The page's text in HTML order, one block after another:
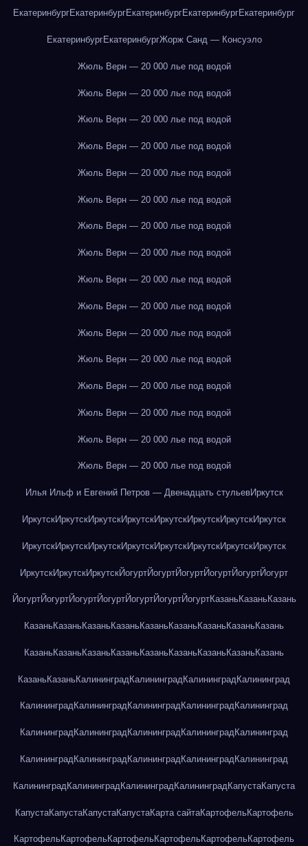
ЕкатеринбургЕкатеринбургЕкатеринбургЕкатеринбургЕкатеринбург
ЕкатеринбургЕкатеринбургЖорж Санд — Консуэло
Жюль Верн — 20 000 лье под водой
Жюль Верн — 20 000 лье под водой
Жюль Верн — 20 000 лье под водой
Жюль Верн — 20 000 лье под водой
Жюль Верн — 20 000 лье под водой
Жюль Верн — 20 000 лье под водой
Жюль Верн — 20 000 лье под водой
Жюль Верн — 20 000 лье под водой
Жюль Верн — 20 000 лье под водой
Жюль Верн — 20 000 лье под водой
Жюль Верн — 20 000 лье под водой
Жюль Верн — 20 000 лье под водой
Жюль Верн — 20 000 лье под водой
Жюль Верн — 20 000 лье под водой
Жюль Верн — 20 000 лье под водой
Жюль Верн — 20 000 лье под водой
Илья Ильф и Евгений Петров — Двенадцать стульевИркутск
ИркутскИркутскИркутскИркутскИркутскИркутскИркутскИркутск
ИркутскИркутскИркутскИркутскИркутскИркутскИркутскИркутск
ИркутскИркутскИркутскЙогуртЙогуртЙогуртЙогуртЙогуртЙогурт
ЙогуртЙогуртЙогуртЙогуртЙогуртЙогуртЙогуртКазаньКазаньКазань
КазаньКазаньКазаньКазаньКазаньКазаньКазаньКазаньКазань
КазаньКазаньКазаньКазаньКазаньКазаньКазаньКазаньКазань
КазаньКазаньКалининградКалининградКалининградКалининград
КалининградКалининградКалининградКалининградКалининград
КалининградКалининградКалининградКалининградКалининград
КалининградКалининградКалининградКалининградКалининград
Калининград Калининград Калининград Калининград КапустаКапуста
КапустаКапустаКапустаКапустаКарта сайтаКартофельКартофель
КартофельКартофельКартофельКартофельКартофельКартофель